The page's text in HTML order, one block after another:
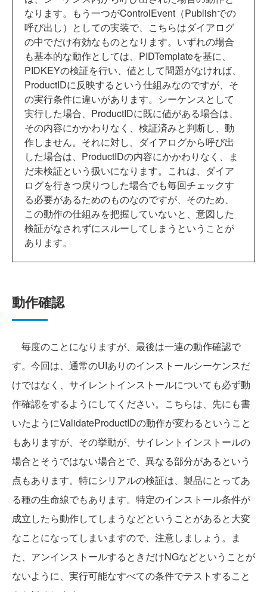
なります。もう一つがControlEvent（Publishでの
呼び出し）としての実装で、こちらはダイアログ
の中でだけ有効なものとなります。いずれの場合
も基本的な動作としては、PIDTemplateを基に、
PIDKEYの検証を行い、値として問題がなければ、
ProductIDに反映するという仕組みなのですが、そ
の実行条件に違いがあります。シーケンスとして
実行した場合、ProductIDに既に値がある場合は、
その内容にかかわりなく、検証済みと判断し、動
作しません。それに対し、ダイアログから呼び出
した場合は、ProductIDの内容にかかわりなく、ま
だ未検証という扱いになります。これは、ダイア
ログを行きつ戻りつした場合でも毎回チェックす
る必要があるためのものなのですが、そのため、
この動作の仕組みを把握していないと、意図した
検証がなされずにスルーしてしまうということが
あります。
動作確認
毎度のことになりますが、最後は一連の動作確認で
す。今回は、通常のUIありのインストールシーケンスだ
けではなく、サイレントインストールについても必ず動
作確認をするようにしてください。こちらは、先にも書
いたようにValidateProductIDの動作が変わるということ
もありますが、その挙動が、サイレントインストールの
場合とそうではない場合とで、異なる部分があるという
点もあります。特にシリアルの検証は、製品にとってあ
る種の生命線でもあります。特定のインストール条件が
成立したら動作してしまうなどということがあると大変
なことになってしまいますので、注意しましょう。ま
た、アンインストールするときだけNGなどということが
ないように、実行可能なすべての条件でテストすること